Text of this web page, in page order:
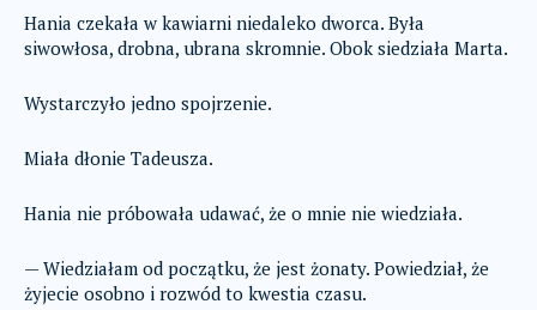
Hania czekała w kawiarni niedaleko dworca. Była
siwowłosa, drobna, ubrana skromnie. Obok siedziała Marta.
Wystarczyło jedno spojrzenie.
Miała dłonie Tadeusza.
Hania nie próbowała udawać, że o mnie nie wiedziała.
— Wiedziałam od początku, że jest żonaty. Powiedział, że
żyjecie osobno i rozwód to kwestia czasu.